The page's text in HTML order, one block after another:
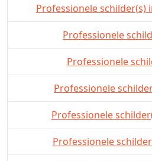
Professionele schilder(s)
Professionele
Professionele
Professionele
Professionele
Professionele